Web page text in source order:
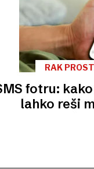
RAK
fotru:
lahko reši